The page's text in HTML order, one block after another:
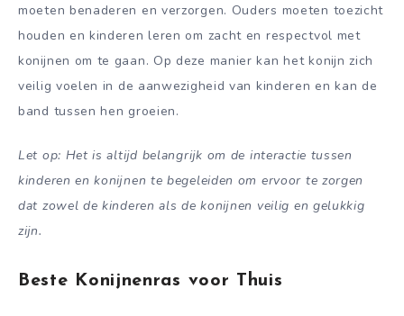
moeten benaderen en verzorgen. Ouders moeten toezicht
houden en kinderen leren om zacht en respectvol met
konijnen om te gaan. Op deze manier kan het konijn zich
veilig voelen in de aanwezigheid van kinderen en kan de
band tussen hen groeien.
Let op: Het is altijd belangrijk om de interactie tussen
kinderen en konijnen te begeleiden om ervoor te zorgen
dat zowel de kinderen als de konijnen veilig en gelukkig
zijn.
Beste Konijnenras voor Thuis